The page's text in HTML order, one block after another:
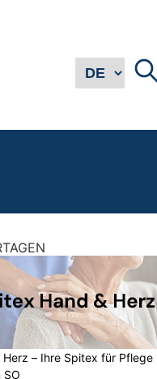
– Ihre Spitex für Pflege
SO